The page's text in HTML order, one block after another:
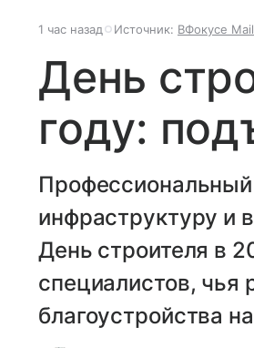
1 час назад Источник: ВФокусе Mail
День
году:
Профессиональный
инфраструктуру и
День строителя в
специалистов, чья
благоустройства